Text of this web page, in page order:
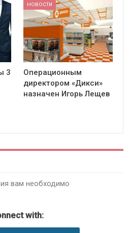
3
НОВОСТИ
Операционным
директором «Дикси»
назначен Игорь Лещев
вам необходимо
with: